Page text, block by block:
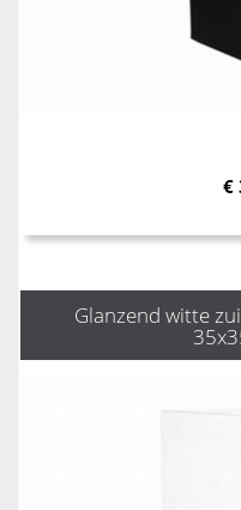
€
Glanzend witte